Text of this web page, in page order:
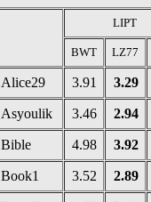
LIPT
BWT LZ77
Alice29 3.91 3.29
Asyoulik 3.46 2.94
Bible 4.98 3.92
Book1 3.52 2.89